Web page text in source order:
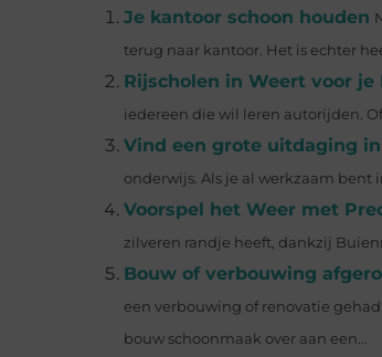
Je kantoor schoon houden
terug naar kantoor. Het is echter
Rijscholen in Weert voor je
iedereen die wil leren autorijden.
Vind een grote uitdaging
onderwijs. Als je al werkzaam bent
Voorspel het Weer met
zilveren randje heeft, dankzij
Bouw of verbouwing
een verbouwing of renovatie
bouw schoonmaak over aan een...